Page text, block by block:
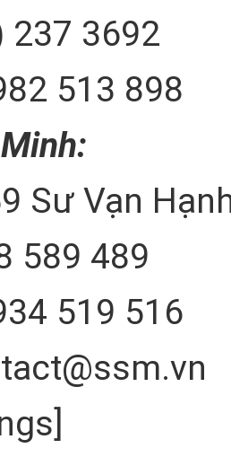
237 3692
513 898
Minh:
Sư Vạn
589 489
519 516